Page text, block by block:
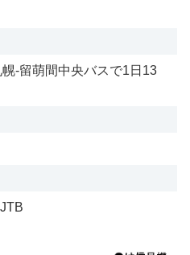
-留萌間中央バスで1日13